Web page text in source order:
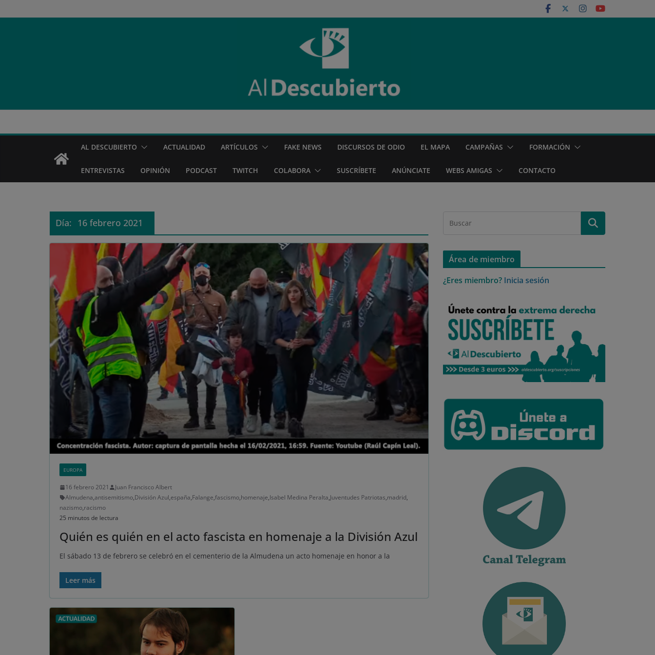
al
AL DESCUBIERTO ACTUALIDAD ARTÍCULOS FAKE NEWS DISCURSOS DE ODIO EL MAPA CAMPAÑAS FORMACIÓN
ENTREVISTAS OPINIÓN PODCAST TWITCH COLABORA SUSCRÍBETE ANÚNCIATE WEBS AMIGAS CONTACTO
Día: 16 febrero 2021
EUROPA
16 febrero 2021
Juan Francisco Albert
Almudena,antisemitismo,División Azul,españa,Falange,fascismo,homenaje,Isabel Medina Peralta,Juventudes Patriotas,madrid,
nazismo,racismo
25 minutos de lectura
Quién es quién en el acto fascista en homenaje a la División Azul
El sábado 13 de febrero se celebró en el cementerio de la Almudena un acto homenaje en honor a la
Leer más
Área de miembro
¿Eres miembro? Inicia sesión